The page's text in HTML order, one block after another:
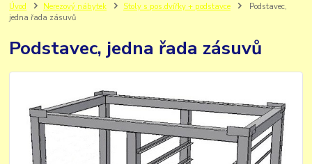
Úvod Nerezový nábytek Stoly s pos.dvířky + podstavce
Podstavec,
jedna řada zásuvů
Podstavec, jedna řada zásuvů